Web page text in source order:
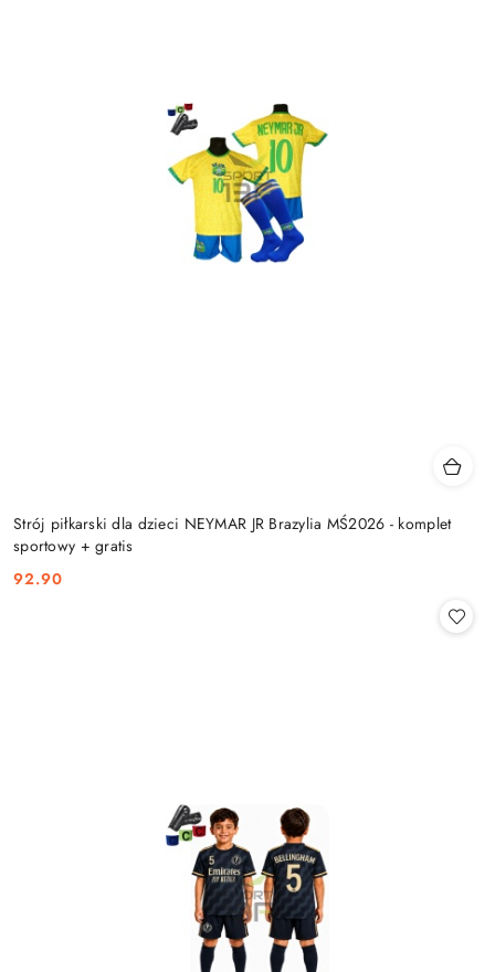
Strój piłkarski dla dzieci NEYMAR JR Brazylia MŚ2026 - komplet
sportowy + gratis
Cena:
92.90